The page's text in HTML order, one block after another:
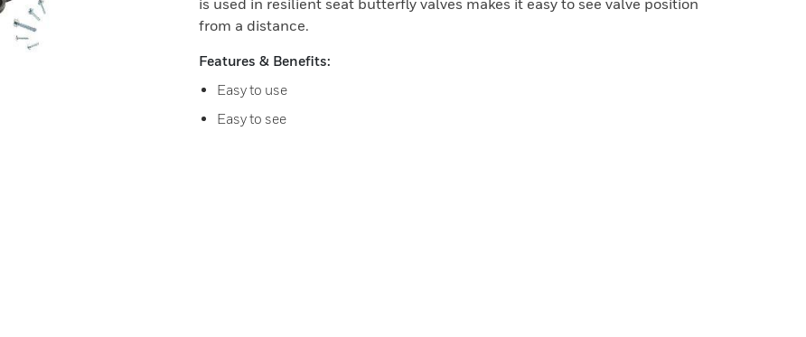
is used in resilient seat butterfly valves makes it easy to see valve position
from a distance.
Features & Benefits:
Easy to use
Easy to see